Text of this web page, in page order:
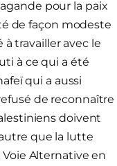
pour la paix
de façon modeste
travailler avec le
à ce qui a été
qui a aussi
de reconnaître
doivent
que la lutte
Voie Alternative en